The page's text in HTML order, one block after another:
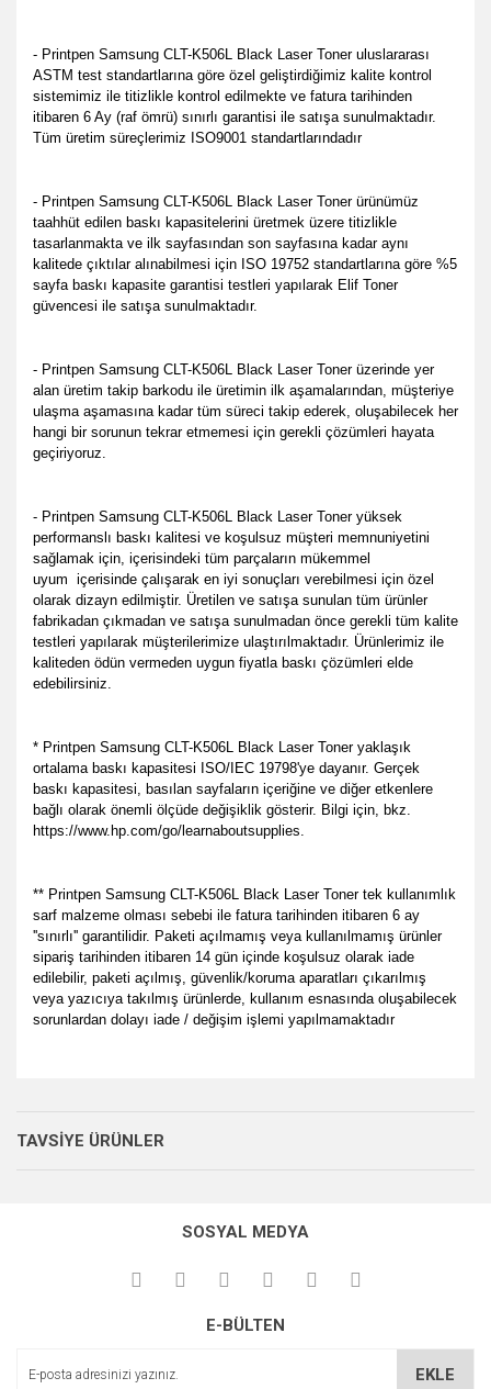
- Printpen Samsung CLT-K506L Black Laser Toneru luslararası
ASTM test standartlarına göre özel geliştirdiğimiz kalite kontrol
sistemimiz ile titizlikle kontrol edilmekte ve fatura tarihinden
itibaren 6 Ay (raf ömrü) sınırlı garantisi ile satışa sunulmaktadır.
Tüm üretim süreçlerimiz ISO9001 standartlarındadır
- Printpen Samsung CLT-K506L Black Laser Toner ürünümüz
taahhüt edilen baskı kapasitelerini üretmek üzere titizlikle
tasarlanmakta ve ilk sayfasından son sayfasına kadar aynı
kalitede çıktılar alınabilmesi için ISO 19752 standartlarına göre %5
sayfa baskı kapasite garantisi testleri yapılarak Elif Toner
güvencesi ile satışa sunulmaktadır.
- Printpen Samsung CLT-K506L Black Laser Toner üzerinde yer
alan üretim takip barkodu ile üretimin ilk aşamalarından, müşteriye
ulaşma aşamasına kadar tüm süreci takip ederek, oluşabilecek her
hangi bir sorunun tekrar etmemesi için gerekli çözümleri hayata
geçiriyoruz.
- Printpen Samsung CLT-K506L Black Laser Toner yüksek
performanslı baskı kalitesi ve koşulsuz müşteri memnuniyetini
sağlamak için, içerisindeki tüm parçaların mükemmel
uyum içerisinde çalışarak en iyi sonuçları verebilmesi için özel
olarak dizayn edilmiştir. Üretilen ve satışa sunulan tüm ürünler
fabrikadan çıkmadan ve satışa sunulmadan önce gerekli tüm kalite
testleri yapılarak müşterilerimize ulaştırılmaktadır. Ürünlerimiz ile
kaliteden ödün vermeden uygun fiyatla baskı çözümleri elde
edebilirsiniz.
* Printpen Samsung CLT-K506L Black Laser Toner yaklaşık
ortalama baskı kapasitesi ISO/IEC 19798'ye dayanır. Gerçek
baskı kapasitesi, basılan sayfaların içeriğine ve diğer etkenlere
bağlı olarak önemli ölçüde değişiklik gösterir. Bilgi için, bkz.
https://www.hp.com/go/learnaboutsupplies.
** Printpen Samsung CLT-K506L Black Laser Toner tek kullanımlık
sarf malzeme olması sebebi ile fatura tarihinden itibaren 6 ay
''sınırlı'' garantilidir. Paketi açılmamış veya kullanılmamış ürünler
sipariş tarihinden itibaren 14 gün içinde koşulsuz olarak iade
edilebilir, paketi açılmış, güvenlik/koruma aparatları çıkarılmış
veya yazıcıya takılmış ürünlerde, kullanım esnasında oluşabilecek
sorunlardan dolayı iade / değişim işlemi yapılmamaktadır
kullanarak tarafımıza iletebilirsiniz.
Görüş ve önerileriniz için teşekkür ederiz.
Ürün açıklamasında eksik bilgiler bulunuyor.
Bu ürüne benzer farklı alternatifler olmalı.
P... E... | 23/08/2024
Sebahattin Özcan | 18/07/2024
TAVSİYE ÜRÜNLER
SOSYAL MEDYA
E-BÜLTEN
EKLE